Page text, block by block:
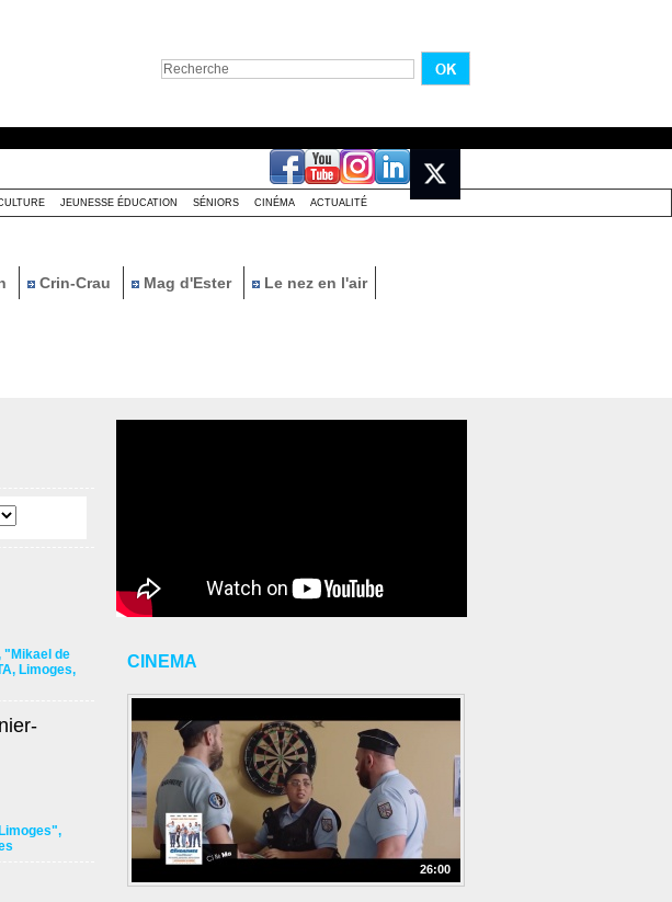
JEUNESSE ÉDUCATION SÉNIORS CINÉMA ACTUALITÉ
Crin-Crau Mag d'Ester Le nez en l'air
"Mikael de
, Limoges,
,
CINEMA
26:00